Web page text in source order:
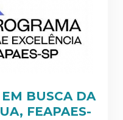
BUSCA DA
FEAPAES-